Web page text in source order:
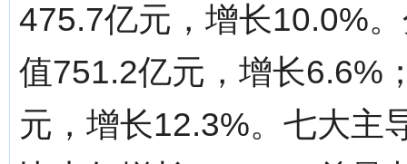
475.7亿元，增长10.0%
值751.2亿元，增长6.6%
元，增长12.3%。七大主